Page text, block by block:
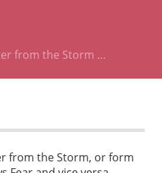
from the Storm …
from the Storm, or form